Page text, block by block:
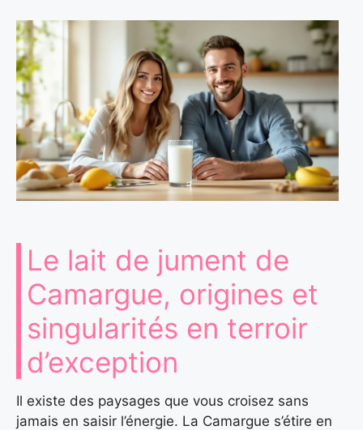
Le lait de jument de
Camargue, origines et
singularités en terroir
d’exception
Il existe des paysages que vous croisez sans
jamais en saisir l’énergie. La Camargue s’étire en